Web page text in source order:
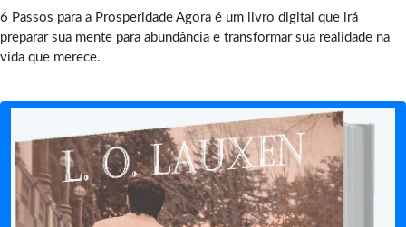
6 Passos para a Prosperidade Agora é um livro digital que irá
preparar sua mente para abundância e transformar sua realidade na
vida que merece.